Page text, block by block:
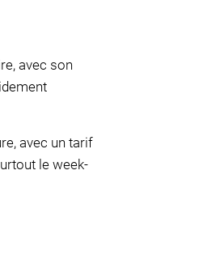
avec son
avec un tarif
le week-